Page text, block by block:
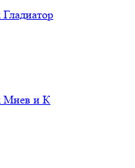
Мнев и К